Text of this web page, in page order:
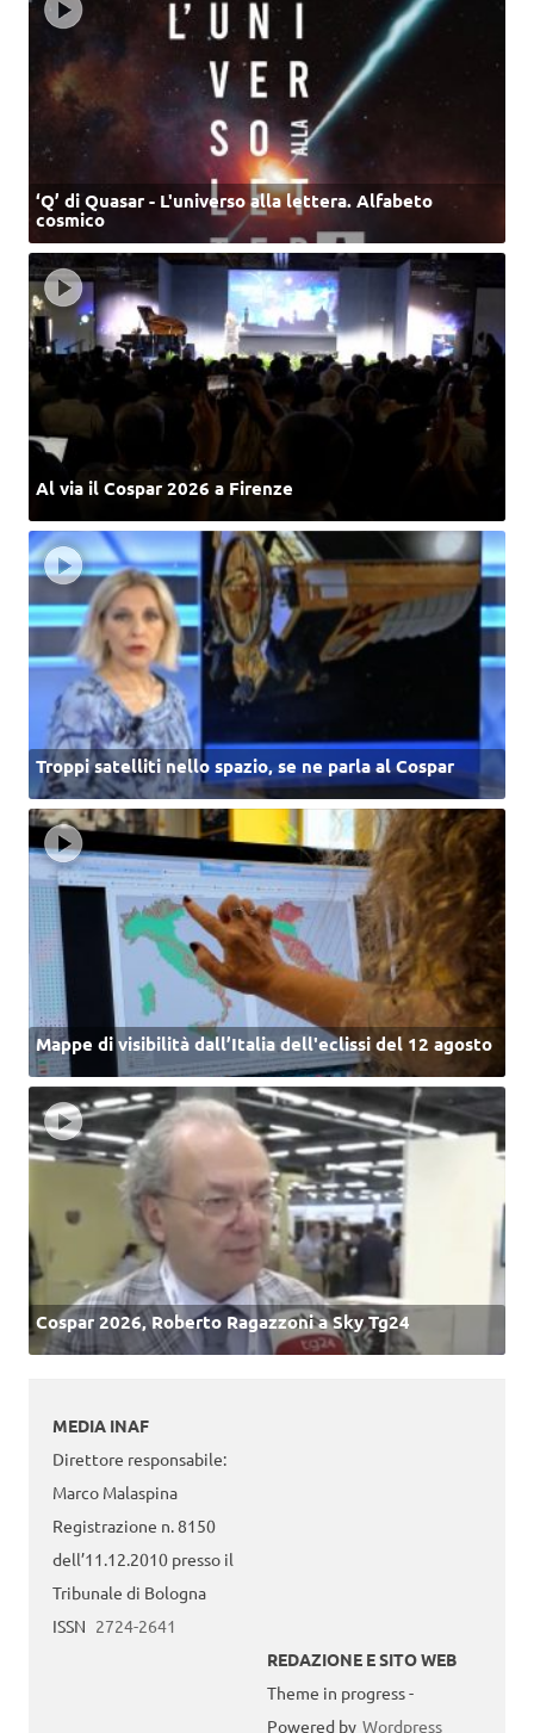
‘Q’ di Quasar - L'universo alla lettera. Alfabeto
cosmico
Al via il Cospar 2026 a Firenze
Troppi satelliti nello spazio, se ne parla al Cospar
Mappe di visibilità dall’Italia dell'eclissi del 12 agosto
Cospar 2026, Roberto Ragazzoni a Sky Tg24
MEDIA INAF
Direttore responsabile:
Marco Malaspina
Registrazione n. 8150
dell’11.12.2010 presso il
Tribunale di Bologna
ISSN 2724-2641
REDAZIONE E SITO WEB
Theme in progress -
Powered by Wordpress